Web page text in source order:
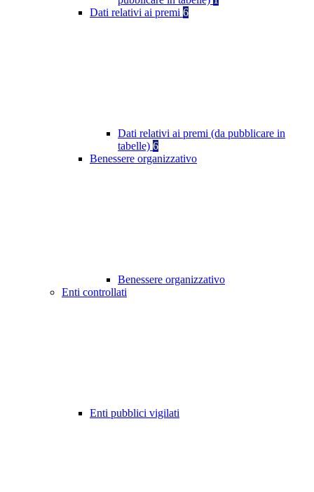
Dati relativi ai premi 6
Dati relativi ai premi (da pubblicare in
tabelle) 6
Benessere organizzativo
Benessere organizzativo
Enti controllati
Enti pubblici vigilati